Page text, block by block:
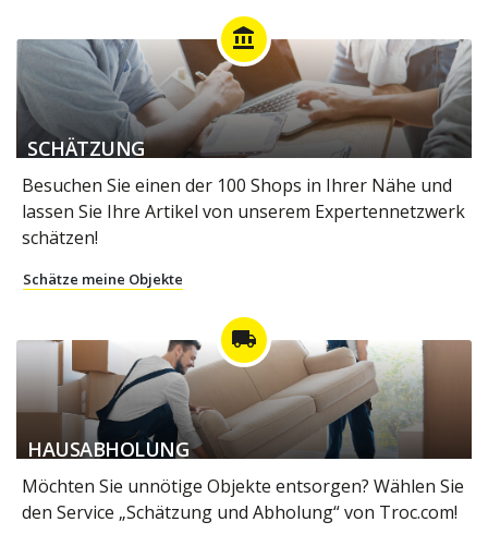
account_balance
SCHÄTZUNG
Besuchen Sie einen der 100 Shops in Ihrer Nähe und
lassen Sie Ihre Artikel von unserem Expertennetzwerk
schätzen!
Schätze meine Objekte
local_shipping
HAUSABHOLUNG
Möchten Sie unnötige Objekte entsorgen? Wählen Sie
den Service „Schätzung und Abholung“ von Troc.com!